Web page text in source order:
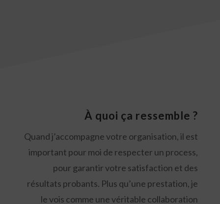
À quoi ça ressemble ?
Quand j’accompagne votre organisation, il est
important pour moi de respecter un process,
pour garantir votre satisfaction et des
résultats probants. Plus qu’une prestation, je
le vois comme une véritable collaboration